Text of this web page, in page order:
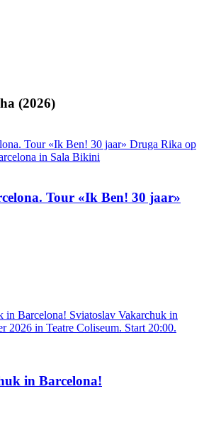
(2026)
Tour «Ik Ben! 30 jaar» Druga Rika op
in Sala Bikini
Tour «Ik Ben! 30 jaar»
in Barcelona! Sviatoslav Vakarchuk in
2026 in Teatre Coliseum. Start 20:00.
in Barcelona!